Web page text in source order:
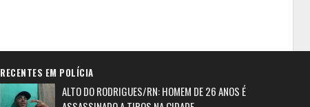
RECENTES EM POLÍCIA
ALTO DO RODRIGUES/RN: HOMEM DE 26 ANOS É